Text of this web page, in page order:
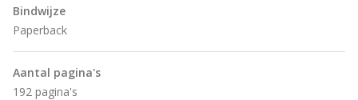
Bindwijze
Paperback
Aantal pagina's
192 pagina's